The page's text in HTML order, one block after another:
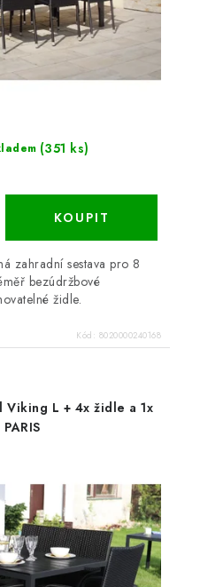
(351 ks)
zahradní sestava pro 8
bezúdržbové
židle.
Kód: 8020000240168
L + 4x židle a 1x